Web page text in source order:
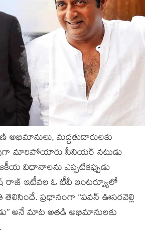
అభిమానులు, మద్దతుదారులకు
మారిపోయారు సీనియర్ నటుడు
విధానాలను ఎప్పటికప్పుడు
రాజ్ ఇటీవల ఓ టీవీ ఇంటర్వ్యూలో
ప్రధానంగా ‘‘పవన్ ఊసరవెల్లి
అనే మాట అతడి అభిమానులకు